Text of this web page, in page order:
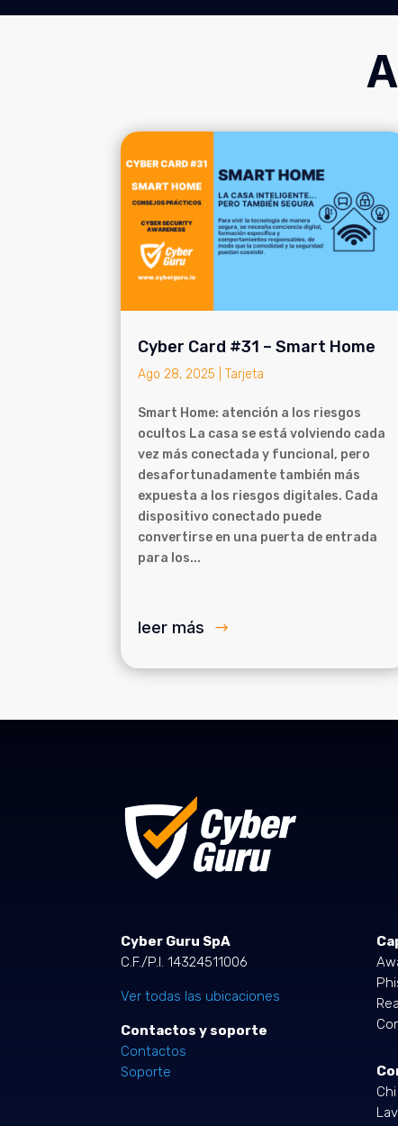
Cyber Card #31 – Smart Home
Ago 28, 2025 |Tarjeta
Smart Home: atención a los riesgos
ocultos La casa se está volviendo cada
vez más conectada y funcional, pero
desafortunadamente también más
expuesta a los riesgos digitales. Cada
dispositivo conectado puede
convertirse en una puerta de entrada
para los...
leer más
Cyber Guru SpA
C.F./P.I. 14324511006
Ver todas las ubicaciones
Contactos y soporte
Contactos
Soporte